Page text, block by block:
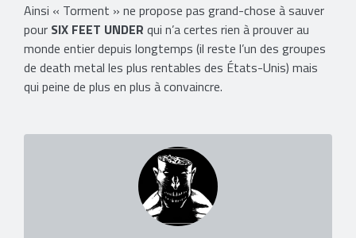
Ainsi « Torment » ne propose pas grand-chose à sauver
pour SIX FEET UNDER qui n’a certes rien à prouver au
monde entier depuis longtemps (il reste l’un des groupes
de death metal les plus rentables des États-Unis) mais
qui peine de plus en plus à convaincre.